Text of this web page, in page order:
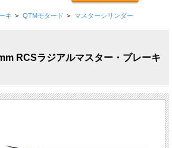
キ > QTMモタード > マスターシリンダー
RCSラジアルマスター・ブレーキ